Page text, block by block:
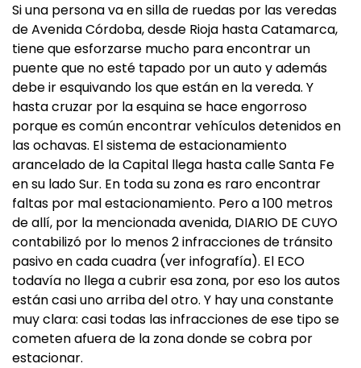
Si una persona va en silla de ruedas por las veredas
de Avenida Córdoba, desde Rioja hasta Catamarca,
tiene que esforzarse mucho para encontrar un
puente que no esté tapado por un auto y además
debe ir esquivando los que están en la vereda. Y
hasta cruzar por la esquina se hace engorroso
porque es común encontrar vehículos detenidos en
las ochavas. El sistema de estacionamiento
arancelado de la Capital llega hasta calle Santa Fe
en su lado Sur. En toda su zona es raro encontrar
faltas por mal estacionamiento. Pero a 100 metros
de allí, por la mencionada avenida, DIARIO DE CUYO
contabilizó por lo menos 2 infracciones de tránsito
pasivo en cada cuadra (ver infografía). El ECO
todavía no llega a cubrir esa zona, por eso los autos
están casi uno arriba del otro. Y hay una constante
muy clara: casi todas las infracciones de ese tipo se
cometen afuera de la zona donde se cobra por
estacionar.